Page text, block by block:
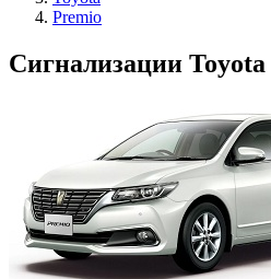
Premio
Сигнализации